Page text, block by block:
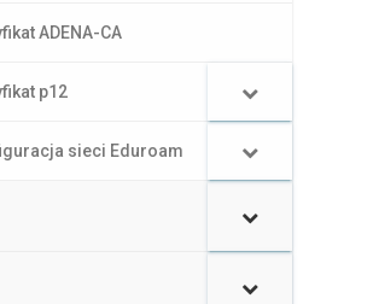
ADENA-CA
p12
sieci Eduroam